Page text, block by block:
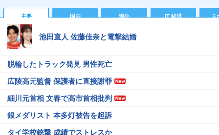
主要 国内 海外 IT 経済 ス
池田直人 佐藤佳奈と電撃結婚
脱輪したトラック発見 男性死亡
広陵高元監督 保護者に直接謝罪
細川元首相 文春で高市首相批判
銀メダリスト 本多灯被告を起訴
タイ学校銃撃 成績でストレスか